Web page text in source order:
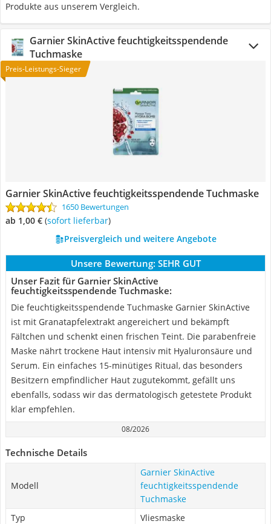
Produkte aus unserem Vergleich.
Garnier SkinActive feuchtigkeitsspendende
Tuchmaske
Preis-Leistungs-Sieger
Garnier SkinActive feuchtigkeitsspendende Tuchmaske
1650 Bewertungen
ab 1,00 € ( Sofort lieferbar)
Preisvergleich und weitere Angebote
Unsere Bewertung: SEHR GUT
Unser Fazit für Garnier SkinActive
feuchtigkeitsspendende Tuchmaske:
Die feuchtigkeitsspendende Tuchmaske Garnier SkinActive
ist mit Granatapfelextrakt angereichert und bekämpft
Fältchen und schenkt einen frischen Teint. Die parabenfreie
Maske nährt trockene Haut intensiv mit Hyaluronsäure und
Serum. Ein einfaches 15-minütiges Ritual, das besonders
Besitzern empfindlicher Haut zugutekommt, gefällt uns
ebenfalls, sodass wir das dermatologisch getestete Produkt
klar empfehlen.
08/2026
Technische Details
Modell
Garnier SkinActive
feuchtigkeitsspendende
Tuchmaske
Typ
Vliesmaske